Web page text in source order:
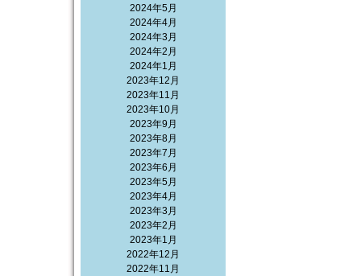
2024年5月
2024年4月
2024年3月
2024年2月
2024年1月
2023年12月
2023年11月
2023年10月
2023年9月
2023年8月
2023年7月
2023年6月
2023年5月
2023年4月
2023年3月
2023年2月
2023年1月
2022年12月
2022年11月